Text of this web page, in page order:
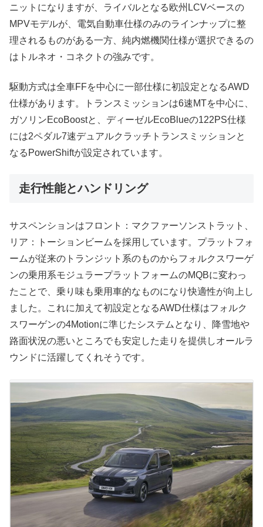
ニットになりますが、ライバルとなる欧州LCVベースの
MPVモデルが、電気自動車仕様のみのラインナップに整
理されるものがある一方、純内燃機関仕様が選択できるの
はトルネオ・コネクトの強みです。
駆動方式は全車FFを中心に一部仕様に初設定となるAWD
仕様があります。トランスミッションは6速MTを中心に、
ガソリンEcoBoostと、ディーゼルEcoBlueの122PS仕様
には2ペダル7速デュアルクラッチトランスミッションと
なるPowerShiftが設定されています。
走行性能とハンドリング
サスペンションはフロント：マクファーソンストラット、
リア：トーションビームを採用しています。プラットフォ
ームが従来のトランジット系のものからフォルクスワーゲ
ンの乗用系モジュラープラットフォームのMQBに変わっ
たことで、乗り味も乗用車的なものになり快適性が向上し
ました。これに加えて初設定となるAWD仕様はフォルク
スワーゲンの4Motionに準じたシステムとなり、降雪地や
路面状況の悪いところでも安定した走りを提供しオールラ
ウンドに活躍してくれそうです。